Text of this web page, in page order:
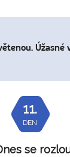
Úžasné
11.
DEN
se